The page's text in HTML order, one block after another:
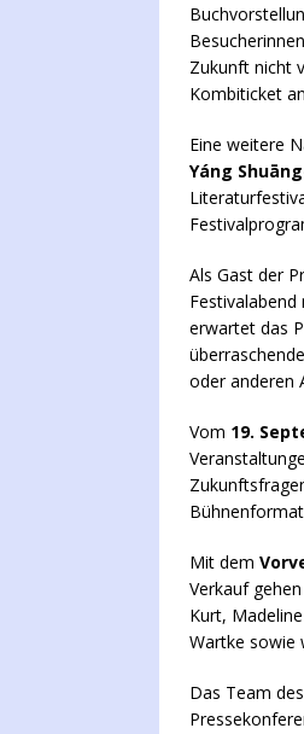
Zukunft nicht
Kombiticket
Eine weitere
Yáng
Als Gast der
erwartet das
oder anderen
Vom 19.
Mit dem
Verkauf
Kurt,
Wartke sowie
Das Team